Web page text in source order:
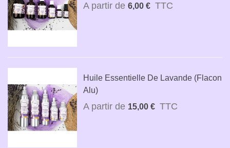
A partir de6,00 € TTC
Huile Essentielle De Lavande (Flacon
Alu)
A partir de 15,00 € TTC